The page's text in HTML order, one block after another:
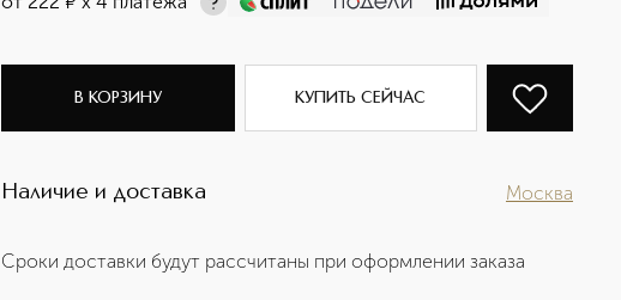
В КОРЗИНУ КУПИТЬ СЕЙЧАС
Наличие и доставка Москва
Сроки доставки будут рассчитаны при оформлении заказа